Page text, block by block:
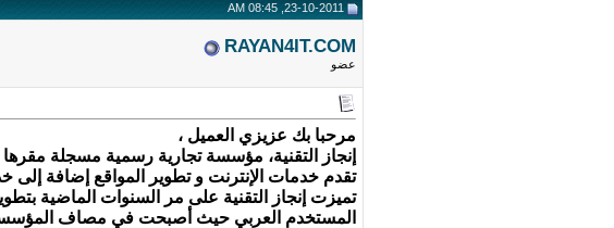
RAYAN4IT.COM
عضو
مرحبا بك عزيزي العميل ،
إنجاز التقنية، مؤسسة تجارية رسمية مسجلة مقرها
تقدم خدمات الإنترنت و تطوير المواقع إضافة إلى
تميزت إنجاز التقنية على مر السنوات الماضية
المستخدم العربي حيث أصبحت في مصاف المؤسسات